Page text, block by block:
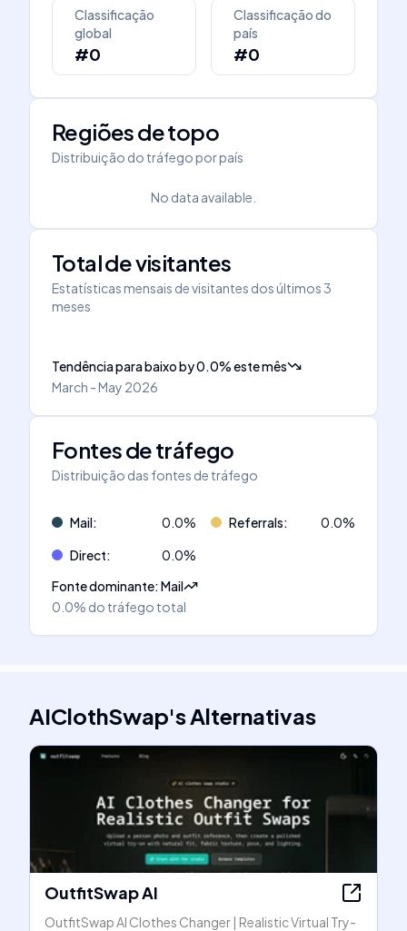
Classificação
global
#0
Classificação do
país
#0
Regiões de topo
Distribuição do tráfego por país
No data available.
Total de visitantes
Estatísticas mensais de visitantes dos últimos 3
meses
Tendência para baixoby0.0%este mês
March - May 2026
Fontes de tráfego
Distribuição das fontes de tráfego
Mail: 0.0% Referrals: 0.0%
Direct: 0.0%
Fonte dominante:Mail
0.0% do tráfego total
AIClothSwap'sAlternativas
OutfitSwap AI
OutfitSwap AI Clothes Changer | Realistic Virtual Try-